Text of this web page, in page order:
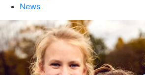
News